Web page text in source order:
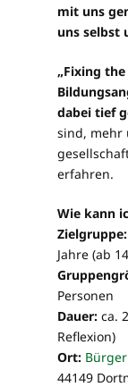
mit uns
uns selbst
„Fixing
dabei tief
sind, mehr
erfahren.
Wie kann
Zielgruppe:
Jahre (ab
Personen
Dauer: ca.
Reflexion)
Ort:
44149